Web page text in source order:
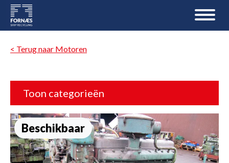
< Terug naar Motoren
Toon categorieën
Beschikbaar